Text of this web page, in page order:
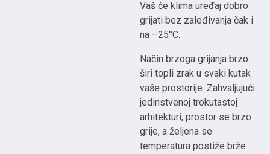
Vaš će klima uređaj dobro
grijati bez zaleđivanja čak i
na –25°C.
Način brzoga grijanja brzo
širi topli zrak u svaki kutak
vaše prostorije. Zahvaljujući
jedinstvenoj trokutastoj
arhitekturi, prostor se brzo
grije, a željena se
temperatura postiže brže